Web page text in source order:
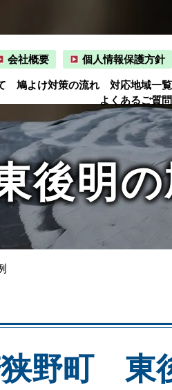
会社概要 個人情報保護方針
鳩よけ対策の流れ
対応地域一覧
よくあるご質問
明の
野町 東